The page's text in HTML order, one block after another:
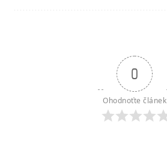
0
Ohodnoťte článek